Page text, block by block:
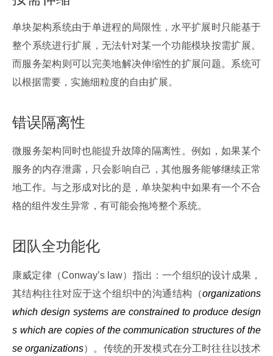
单块架构系统由于单进程的局限性，水平扩展时只能基于
整个系统进行扩展，无法针对某一个功能模块按需扩展。
而服务架构则可以完美地解决伸缩性的扩展问题。系统可
以根据需要，实施细粒度的自由扩展。
错误隔离性
微服务架构同时也能提升故障的隔离性。例如，如果某个
服务的内存泄露，只会影响自己，其他服务能够继续正常
地工作。与之形成对比的是，单块架构中如果有一个不合
格的组件发生异常，有可能会拖垮整个系统。
团队全功能化
康威定律（Conway’s law）指出：一个组织的设计成果，
其结构往往对应于这个组织中的沟通结构（organizations
which design systems are constrained to produce design
s which are copies of the communication structures of the
se organizations）。传统的开发模式在分工时往往以技术